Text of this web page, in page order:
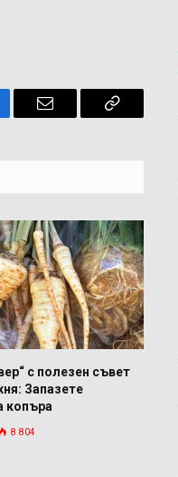
Имейл
Копирай
с полезен съвет
Запазете
копъра
8 804